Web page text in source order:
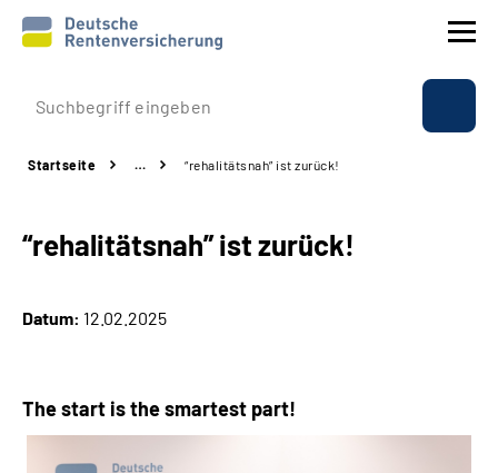
Prävention
Rente
Beratung & Kontakt
Über uns & Presse
Startseite … “rehalitätsnah” ist zurück!
“rehalitätsnah” ist zurück!
Datum: 12.02.2025
The start is the smartest part!